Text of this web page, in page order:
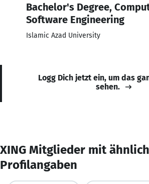
Bachelor's Degree,
Software Engineering
Islamic Azad University
Logg Dich jetzt ein, um das
sehen.
XING Mitglieder mit
Profilangaben